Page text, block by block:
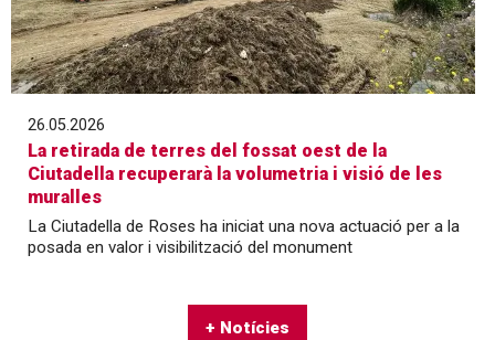
26.05.2026
La retirada de terres del fossat oest de la
Ciutadella recuperarà la volumetria i visió de les
muralles
La Ciutadella de Roses ha iniciat una nova actuació per a la
posada en valor i visibilització del monument
+ Notícies